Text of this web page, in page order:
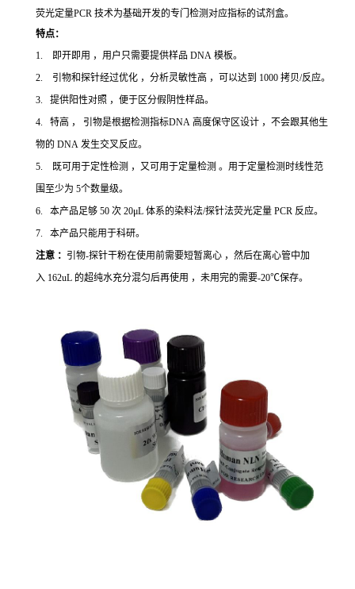
荧光定量PCR 技术为基础开发的专门检测对应指标的试剂盒。
特点：
1. 即开即用 ，用户只需要提供样品 DNA 模板。
2. 引物和探针经过优化 ，分析灵敏性高 ，可以达到 1000 拷贝/反应。
3. 提供阳性对照 ，便于区分假阴性样品。
4. 特高 ， 引物是根据检测指标DNA 高度保守区设计 ，不会跟其他生
物的 DNA 发生交叉反应。
5. 既可用于定性检测 ，又可用于定量检测 。用于定量检测时线性范
围至少为 5个数量级。
6. 本产品足够 50 次 20μL 体系的染料法/探针法荧光定量 PCR 反应。
7. 本产品只能用于科研。
注意 ： 引物-探针干粉在使用前需要短暂离心 ，然后在离心管中加
入 162uL 的超纯水充分混匀后再使用 ，未用完的需要-20℃保存。